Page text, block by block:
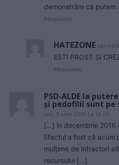
demonstrăm că putem
Răspundeți
HATEZONE
ESTI PROST SI
Răspundeți
PSD-ALDE la
şi pedofilii sunt pe
luni, 3 iunie 2019 La 14.00
[…] în decembrie 2016
Efectul a fost că acum
mulţime de infractori
recursului […]